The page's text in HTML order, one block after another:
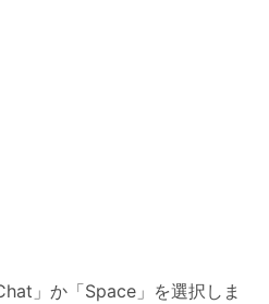
」か「Space」を選択しま